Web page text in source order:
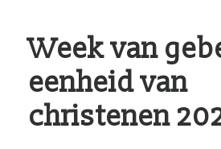
Week van
eenheid van
christenen